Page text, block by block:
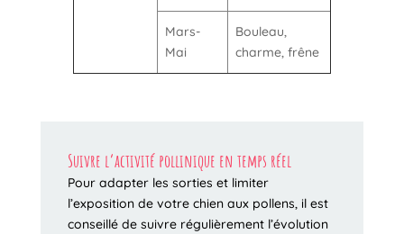
Mars-
Mai
Bouleau,
charme, frêne
Suivre l’activitépollinique en temps réel
Pour adapter les sorties et limiter
l’exposition de votre chien aux pollens, il est
conseillé de suivre régulièrement l’évolution